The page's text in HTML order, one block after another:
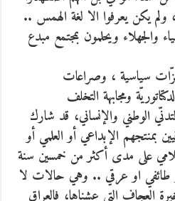
ولم يكن يعرفوا الا لغة الهمس ..
والجهلاء ويحلمون بمجتمع مبدع
سياسية ، وصراعات
ومجابهة التخلف
الوطني والإنساني، قد شارك
بمنتجهم الإبداعي أو العلمي أو
على مدى أكثر من خمسين سنة
او عرقي .. وهي حالات لا